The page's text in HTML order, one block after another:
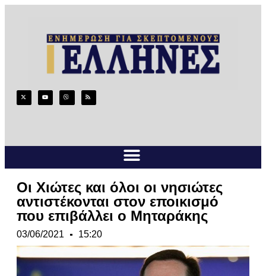
Οι Χιώτες και όλοι οι νησιώτες
αντιστέκονται στον εποικισμό
που επιβάλλει ο Μηταράκης
03/06/2021 15:20